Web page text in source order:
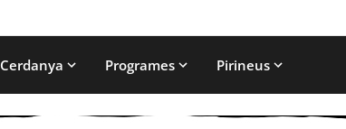
Cerdanya Programes Pirineus